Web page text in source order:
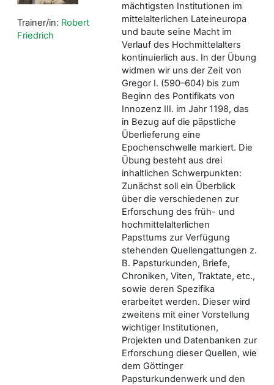
mächtigsten Institutionen im
mittelalterlichen Lateineuropa
und baute seine Macht im
Verlauf des Hochmittelalters
kontinuierlich aus. In der Übung
widmen wir uns der Zeit von
Gregor I. (590–604) bis zum
Beginn des Pontifikats von
Innozenz III. im Jahr 1198, das
in Bezug auf die päpstliche
Überlieferung eine
Epochenschwelle markiert. Die
Übung besteht aus drei
inhaltlichen Schwerpunkten:
Zunächst soll ein Überblick
über die verschiedenen zur
Erforschung des früh- und
hochmittelalterlichen
Papsttums zur Verfügung
stehenden Quellengattungen z.
B. Papsturkunden, Briefe,
Chroniken, Viten, Traktate, etc.,
sowie deren Spezifika
erarbeitet werden. Dieser wird
zweitens mit einer Vorstellung
wichtiger Institutionen,
Projekten und Datenbanken zur
Erforschung dieser Quellen, wie
dem Göttinger
Papsturkundenwerk und den
Trainer/in: Robert
Friedrich